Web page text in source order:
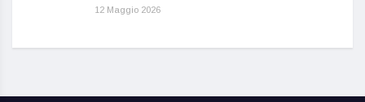
12 Maggio 2026